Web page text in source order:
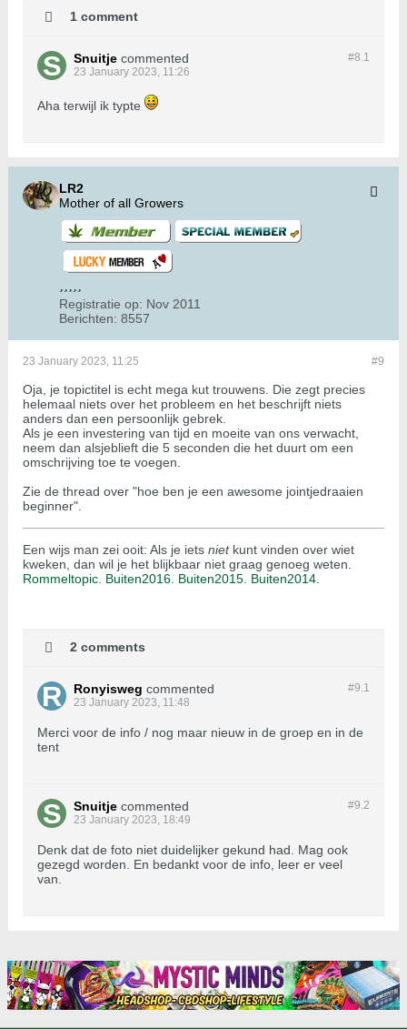
1 comment
#8.1
Snuitje commented
23 January 2023, 11:26
Aha terwijl ik typte
LR2
Mother of all Growers
Registratie op: Nov 2011
Berichten: 8557
#9
23 January 2023, 11:25
Oja, je topictitel is echt mega kut trouwens. Die zegt precies
helemaal niets over het probleem en het beschrijft niets
anders dan een persoonlijk gebrek.
Als je een investering van tijd en moeite van ons verwacht,
neem dan alsjeblieft die 5 seconden die het duurt om een
omschrijving toe te voegen.
Zie de thread over "hoe ben je een awesome jointjedraaien
beginner".
Een wijs man zei ooit: Als je iets nietkunt vinden over wiet
kweken, dan wil je het blijkbaar niet graag genoeg weten.
Rommeltopic. Buiten2016. Buiten2015 Buiten2014
2 comments
#9.1
Ronyisweg commented
23 January 2023, 11:48
Merci voor de info / nog maar nieuw in de groep en in de
tent
#9.2
Snuitje commented
23 January 2023, 18:49
Denk dat de foto niet duidelijker gekund had. Mag ook
gezegd worden. En bedankt voor de info, leer er veel
van.